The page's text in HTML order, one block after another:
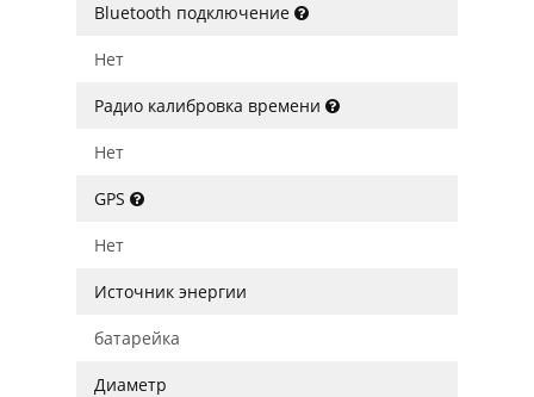
Bluetooth подключение
Нет
Радио калибровка времени
Нет
GPS
Нет
Источник энергии
батарейка
Диаметр